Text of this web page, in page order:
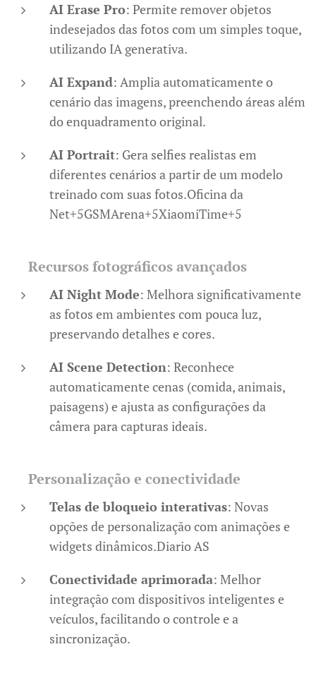
AI Erase Pro: Permite remover objetos
indesejados das fotos com um simples toque,
utilizando IA generativa.​
AI Expand: Amplia automaticamente o
cenário das imagens, preenchendo áreas além
do enquadramento original.​
AI Portrait: Gera selfies realistas em
diferentes cenários a partir de um modelo
treinado com suas fotos.​Oficina da
Net+5GSMArena+5XiaomiTime+5
Recursos fotográficos avançados
AI Night Mode: Melhora significativamente
as fotos em ambientes com pouca luz,
preservando detalhes e cores.​
AI Scene Detection: Reconhece
automaticamente cenas (comida, animais,
paisagens) e ajusta as configurações da
câmera para capturas ideais.​
Personalização e conectividade
Telas de bloqueio interativas: Novas
opções de personalização com animações e
widgets dinâmicos.​Diario AS
Conectividade aprimorada: Melhor
integração com dispositivos inteligentes e
veículos, facilitando o controle e a
sincronização.​